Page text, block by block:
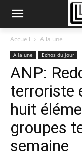
Accueil A la une
A la une Echos du jour
ANP:
terroriste
huit
groupes
semaine